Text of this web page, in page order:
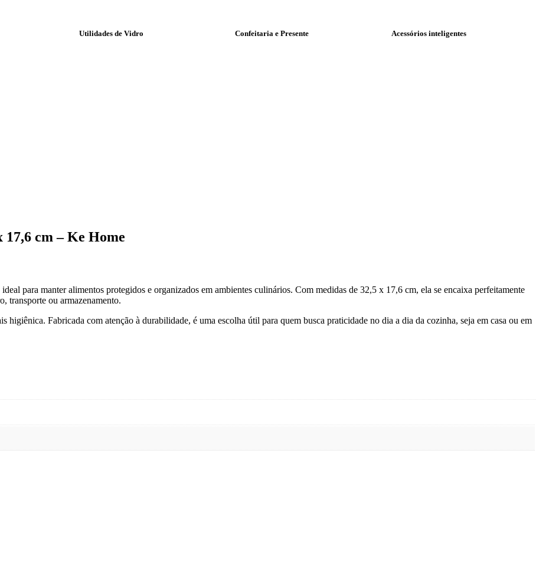
Utilidades de Vidro Confeitaria e Presente Acessórios inteligentes
17,6 cm – Ke Home
para manter alimentos protegidos e organizados em ambientes culinários. Com medidas de 32,5 x 17,6 cm, ela se encaixa perfeitamente
transporte ou armazenamento.
higiênica. Fabricada com atenção à durabilidade, é uma escolha útil para quem busca praticidade no dia a dia da cozinha, seja em casa ou em